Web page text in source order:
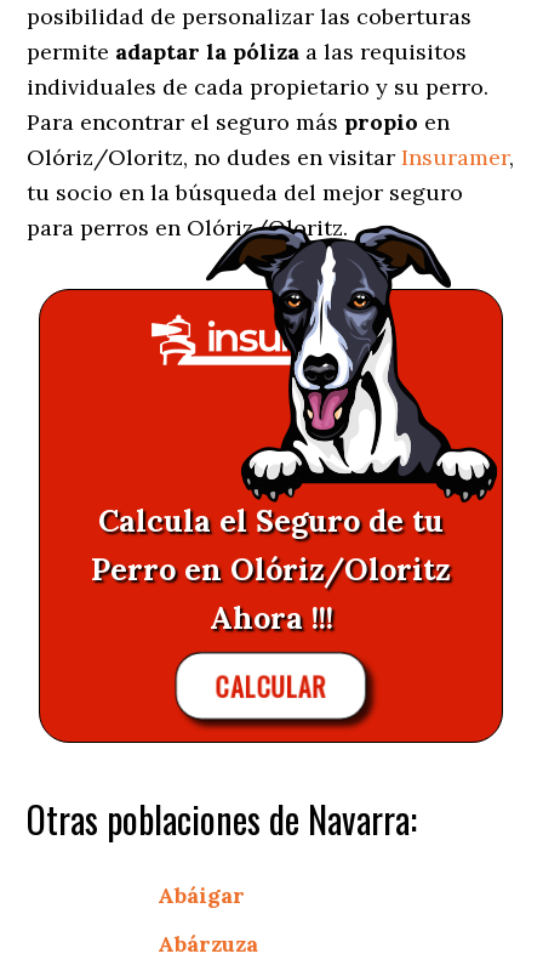
posibilidad de personalizar las coberturas
permite adaptar la póliza a las requisitos
individuales de cada propietario y su perro.
Para encontrar el seguro más propio en
Olóriz/Oloritz, no dudes en visitarInsuramer,
tu socio en la búsqueda del mejor seguro
para perros en Olóriz/Oloritz.
Calcula el Seguro de tu
Perro en Olóriz/Oloritz
Ahora !!!
CALCULAR
Otras poblaciones de Navarra:
Abáigar
Abárzuza